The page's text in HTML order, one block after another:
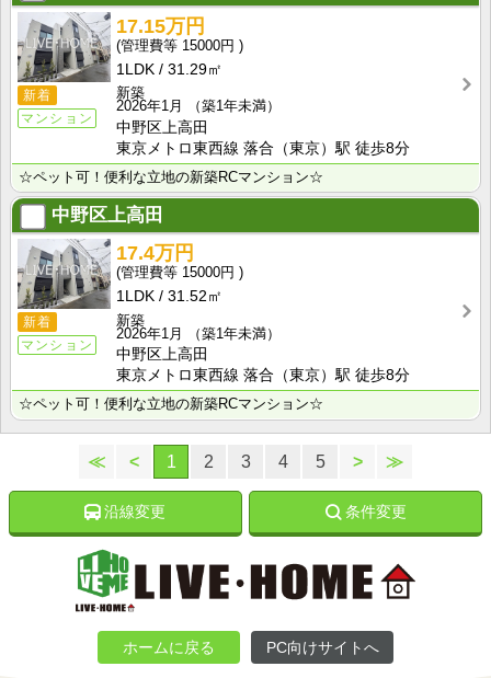
新着
マンション
17.15万円
15000円
1LDK
31.29㎡
新築
2026年1月
（築1年未満）
中野区上高田
東京メトロ東西線 落合（東京）駅 徒歩8分
☆ペット可！便利な立地の新築RCマンション☆
中野区上高田
新着
マンション
17.4万円
15000円
1LDK
31.52㎡
新築
2026年1月
（築1年未満）
中野区上高田
東京メトロ東西線 落合（東京）駅 徒歩8分
☆ペット可！便利な立地の新築RCマンション☆
≪ < 1 2 3 4 5 > ≫
沿線変更 条件変更
ホームに戻る PC向けサイトへ